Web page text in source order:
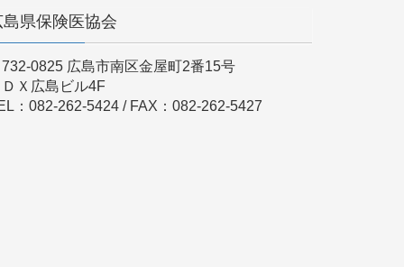
島県保険医協会
732-0825 広島市南区金屋町2番15号
ＤＸ広島ビル4F
：082-262-5424 / FAX：082-262-5427